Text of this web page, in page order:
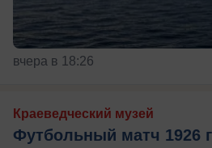
вчера в 18:26
Краеведческий музей
Футбольный матч 1926